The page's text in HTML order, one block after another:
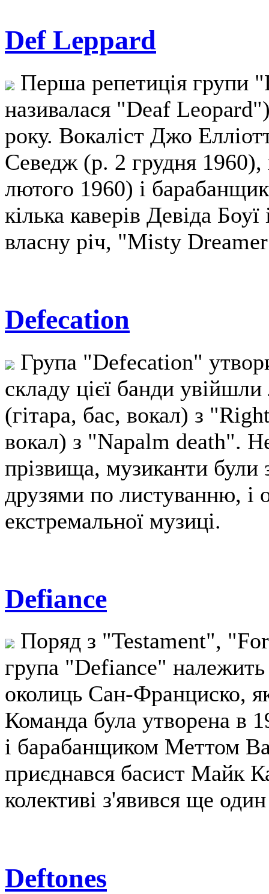
Def Leppard
Перша репетиція групи
називалася "Deaf
року. Вокаліст Джо
Севедж (р. 2 грудня 1960),
лютого 1960) і
кілька каверів Девіда
власну річ, "Misty
Defecation
Група "Defecation"
складу цієї банди
(гітара, бас, вокал) з
вокал) з "Napalm death".
прізвища, музиканти були
друзями по листуванню, і
екстремальної музиці.
Defiance
Поряд з "Testament",
група "Defiance" належить
околиць Сан-Франциско,
Команда була утворена в
і барабанщиком Меттом
приєднався басист Майк
колективі з'явився ще
Deftones